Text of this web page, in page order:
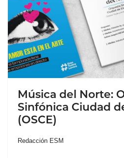
Música del Norte:
Sinfónica Ciudad
(OSCE)
Redacción ESM